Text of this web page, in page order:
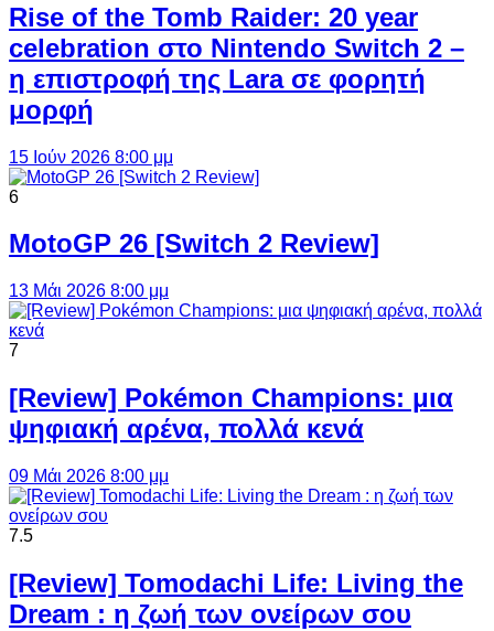
Rise of the Tomb Raider: 20 year
celebration στο Nintendo Switch 2 –
η επιστροφή της Lara σε φορητή
μορφή
15 Ιούν 2026 8:00 μμ
6
MotoGP 26 [Switch 2 Review]
13 Μάι 2026 8:00 μμ
7
[Review] Pokémon Champions: μια
ψηφιακή αρένα, πολλά κενά
09 Μάι 2026 8:00 μμ
7.5
[Review] Tomodachi Life: Living the
Dream : η ζωή των ονείρων σου